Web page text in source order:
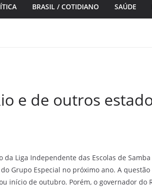
BRASIL / COTIDIANO SAÚDE
e de outros
Liga Independente das Escolas de
Grupo Especial no próximo ano. A
início de outubro. Porém, o governador do